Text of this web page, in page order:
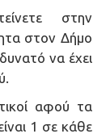
στην
στον Δήμο
να έχει
αφού τα
1 σε κάθε